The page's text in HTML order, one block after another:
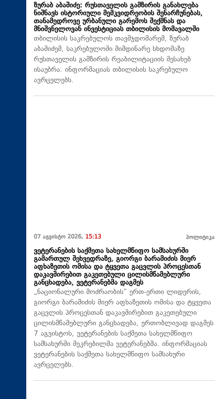
ზურაბ აბაშიძე: რუსთაველის გამზირის განახლება
ნიშნავს ისტორიული მემკვიდრეობის შენარჩუნებას,
თანამედროვე ურბანული გარემოს შექმნას და
მნიშვნელოვან ინვესტიციას თბილისის მომავალში
თბილისის საკრებულოს თავმჯდომარემ, ზურაბ
აბაშიძემ, საკრებულოში მიმდინარე სხდომაზე
რუსთაველის გამზირის რეაბილიტაციის შესახებ
ისაუბრა. ინფორმაციას თბილისის საკრებულო
ავრცელებს.
07 აგვისტო 2026, 15:13 პოლიტიკა
ვეტერანების საქმეთა სახელმწიფო სამსახურში
გამართულ შეხვედრაზე, გიორგი ბარამიძის მიერ
აფხაზეთის ომისა და ტყვეთა გაცვლის პროცესთან
დაკავშირებით გაკეთებული ცილისმწამებლური
განცხადება, ვეტერანებმა დაგმეს
„ნაციონალური მოძრაობის“ ერთ-ერთი ლიდერის,
გიორგი ბარამიძის მიერ აფხაზეთის ომისა და ტყვეთა
გაცვლის პროცესთან დაკავშირებით გაკეთებული
ცილისმწამებლური განცხადება, ერთობლივად დაგმეს
7 აგვისტოს, ვეტერანების საქმეთა სახელმწიფო
სამსახურში შეკრებილმა ვეტერანებმა. ინფორმაციას
ვეტერანების საქმეთა სახელმწიფო სამსახური
ავრცელებს.